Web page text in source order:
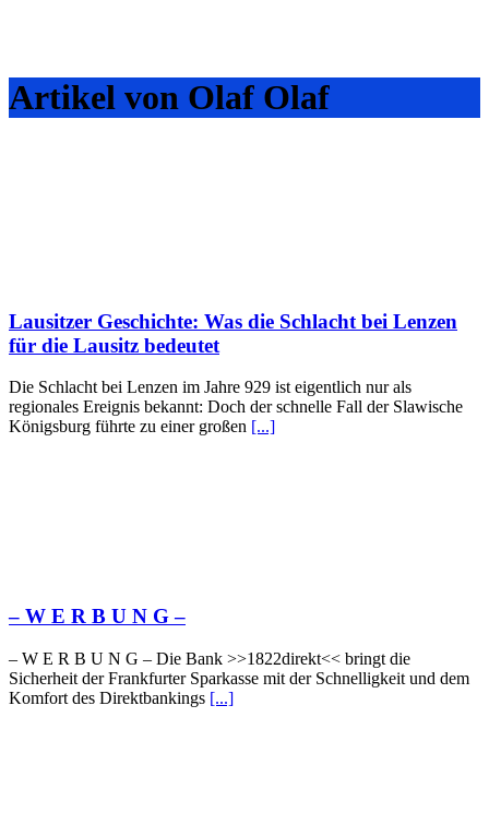
Artikel von Olaf Olaf
Lausitzer Geschichte: Was die Schlacht bei Lenzen
für die Lausitz bedeutet
Die Schlacht bei Lenzen im Jahre 929 ist eigentlich nur als
regionales Ereignis bekannt: Doch der schnelle Fall der Slawische
Königsburg führte zu einer großen [...]
– W Ε R Β U Ν G –
– W Ε R Β U Ν G – Die Bank >>1822direkt<< bringt die
Sicherheit der Frankfurter Sparkasse mit der Schnelligkeit und dem
Komfort des Direktbankings [...]